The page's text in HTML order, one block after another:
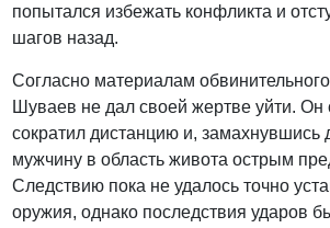
попытался избежать конфликта и
шагов назад.
Согласно материалам
Шуваев не дал своей жертве уйти. Он
сократил дистанцию и, замахнувшись
мужчину в область живота острым
Следствию пока не удалось точно
оружия, однако последствия ударов